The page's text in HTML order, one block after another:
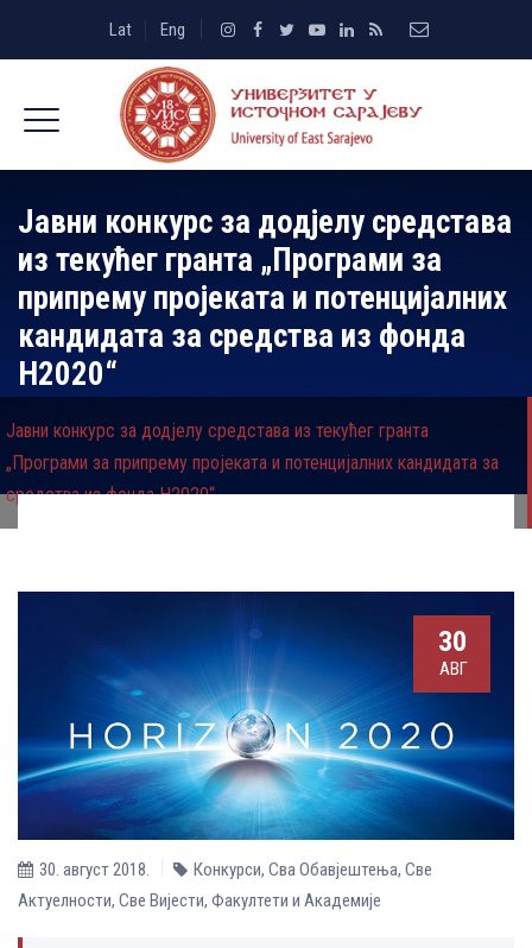
Lat Eng
Јавни конкурс за додјелу средстава
из текућег гранта „Програми за
припрему пројеката и потенцијалних
кандидата за средства из фонда
H2020“
Јавни конкурс за додјелу средстава из текућег гранта
„Програми за припрему пројеката и потенцијалних кандидата за
средства из фонда H2020“
30
АВГ
30. август 2018. Конкурси, Сва Обавјештења, Све
Aктуелности, Све Вијести, Факултети и Академије